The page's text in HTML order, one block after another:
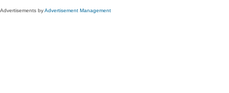
Advertisements byAdvertisement Management